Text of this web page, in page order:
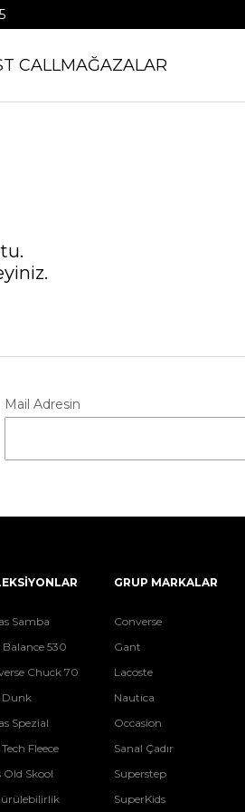
CALLMAĞAZALAR
Mail Adresin
Samba
Balance 530
Chuck 70
Dunk
Spezial
Fleece
Old Skool
GRUP MARKALAR
Converse
Gant
Lacoste
Nautica
Occasion
Sanal Çadır
Superstep
SuperKids